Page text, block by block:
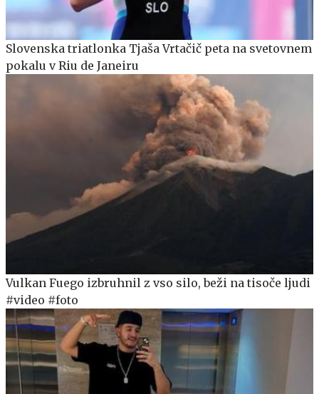
Slovenska triatlonka Tjaša Vrtačič peta na svetovnem
pokalu v Riu de Janeiru
Vulkan Fuego izbruhnil z vso silo, beži na tisoče ljudi
#video #foto